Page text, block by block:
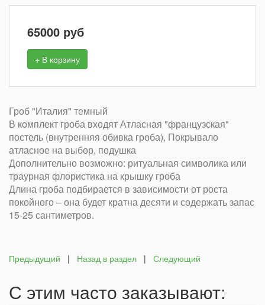
65000 руб
+ В корзину
Гроб "Италия" темный
В комплект гроба входят Атласная "французская"
постель (внутренняя обивка гроба), Покрывало
атласное на выбор, подушка
Дополнительно возможно: ритуальная символика или
траурная флористика на крышку гроба
Длина гроба подбирается в зависимости от роста
покойного – она будет кратна десяти и содержать запас
15-25 сантиметров.
Предыдущий | Назад в раздел | Следующий
С этим часто заказывают: